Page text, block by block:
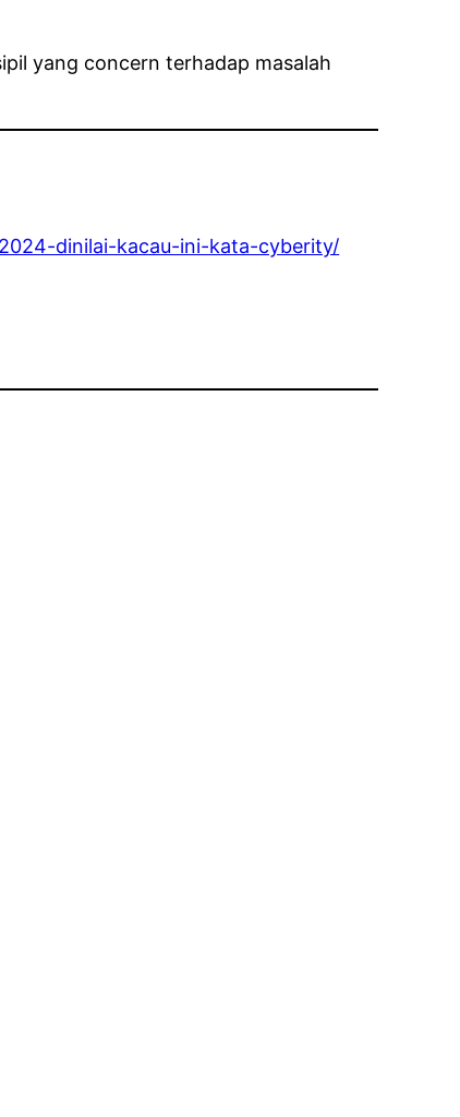
yang concern terhadap masalah
dinilai-kacau-ini-kata-cyberity/